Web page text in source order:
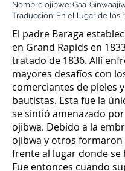
Nombre ojibwe: Gaa-
Traducción: En el lugar de los
El padre Baraga
en Grand Rapids en
tratado de 1836. Allí
mayores desafíos con
comerciantes de pieles
bautistas. Esta fue la
se sintió amenazado
ojibwa. Debido a la
ojibwa y otros
frente al lugar donde se
Fue entonces cuando